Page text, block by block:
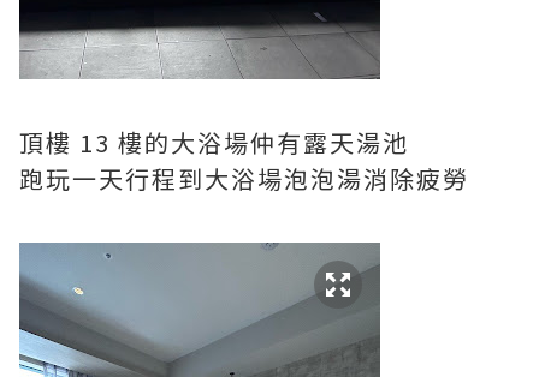
頂樓 13 樓的大浴場仲有露天湯池
跑玩一天行程到大浴場泡泡湯消除疲勞